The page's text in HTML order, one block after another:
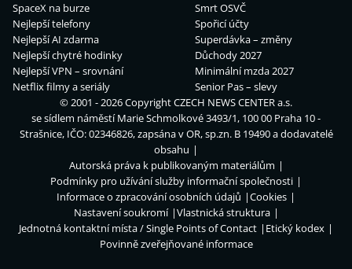
SpaceX na burze
Nejlepší telefony
Nejlepší AI zdarma
Nejlepší chytré hodinky
Nejlepší VPN – srovnání
Netflix filmy a seriály
Smrt OSVČ
Spořicí účty
Superdávka – změny
Důchody 2027
Minimální mzda 2027
Senior Pas – slevy
© 2001 - 2026 CopyrightCZECH NEWS CENTER a.s.
se sídlem náměstí Marie Schmolkové 3493/1, 100 00 Praha 10 -
Strašnice, IČO: 02346826, zapsána v OR, sp.zn. B 19490 a dodavatelé
obsahu
Autorská práva k publikovaným materiálům
Podmínky pro užívání služby informační společnosti
Informace o zpracování osobních údajů
Cookies
Nastavení soukromí
Vlastnická struktura
Jednotná kontaktní místa / Single Points of Contact
Etický kodex
Povinně zveřejňované informace